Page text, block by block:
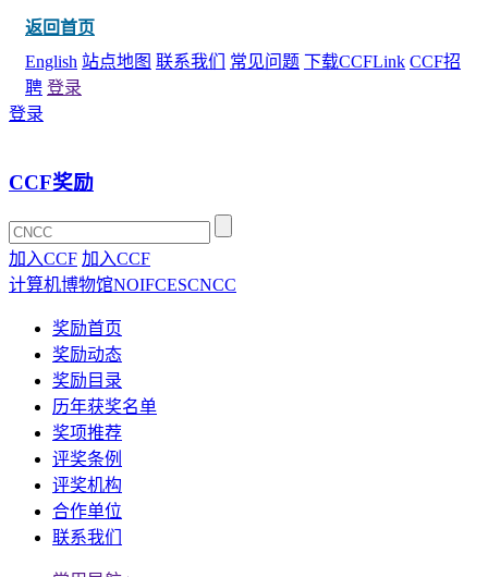
返回首页
English 站点地图 联系我们 常见问题 下载CCFLink CCF招
聘 登录
登录
CCF奖励
加入CCF 加入CCF
计算机博物馆NOIFCESCNCC
奖励首页
奖励动态
奖励目录
历年获奖名单
奖项推荐
评奖条例
评奖机构
合作单位
联系我们